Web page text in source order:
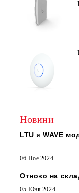
Новини
LTU и WAVE
06 Ное 2024
Отново на
05 Юни 2024